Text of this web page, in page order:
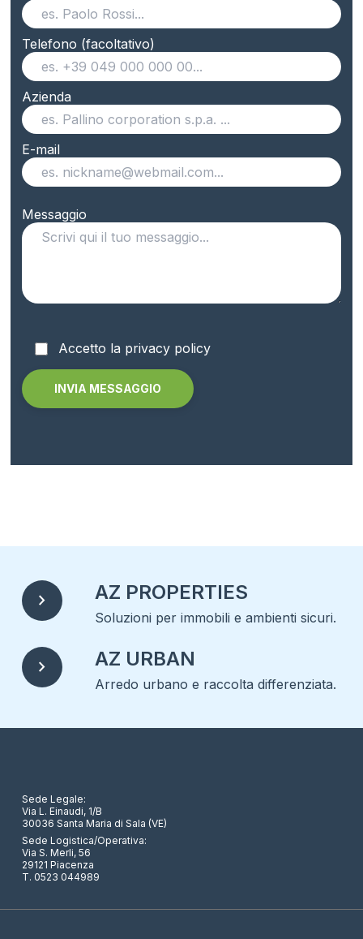
Telefono (facoltativo)
Azienda
E-mail
Messaggio
Accetto la privacy policy
chevron_right AZ PROPERTIES
Soluzioni per immobili e ambienti sicuri.
chevron_right AZ URBAN
Arredo urbano e raccolta differenziata.
Sede Legale:
Via L. Einaudi, 1/B
30036 Santa Maria di Sala (VE)
Sede Logistica/Operativa:
Via S. Merli, 56
29121 Piacenza
T. 0523 044989